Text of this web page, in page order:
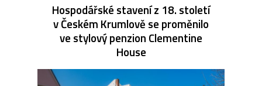
Hospodářské stavení z 18. století
v Českém Krumlově se proměnilo
ve stylový penzion Clementine
House